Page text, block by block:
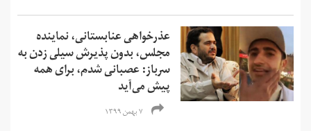
عذرخواهی عنابستانی، نماینده
مجلس، بدون پذیرش سیلی زدن به
سرباز: عصبانی شدم، برای همه
پیش می‌آید
۷ بهمن ۱۳۹۹